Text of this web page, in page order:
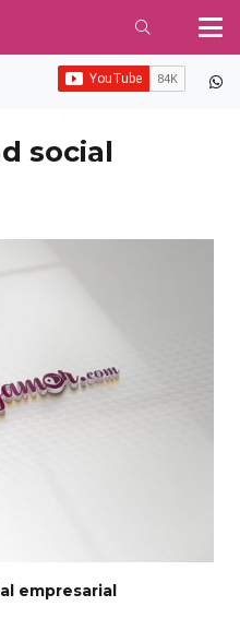
social
empresarial